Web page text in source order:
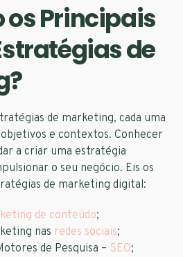
os Principais
de
de marketing, cada uma
objetivos e contextos. Conhecer
a criar uma estratégia
o seu negócio. Eis os
de marketing digital:
de conteúdo;
nas redes sociais;
de Pesquisa – SEO;